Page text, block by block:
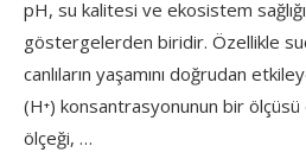
pH, su kalitesi ve ekosistem
göstergelerden biridir. Özellikle
canlıların yaşamını doğrudan
(H⁺) konsantrasyonunun bir ölçüsü
ölçeği, …